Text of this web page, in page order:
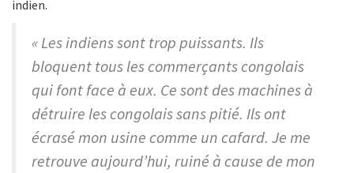
indien.
« Les indiens sont trop puissants. Ils
bloquent tous les commerçants congolais
qui font face à eux. Ce sont des machines à
détruire les congolais sans pitié. Ils ont
écrasé mon usine comme un cafard. Je me
retrouve aujourd’hui, ruiné à cause de mon